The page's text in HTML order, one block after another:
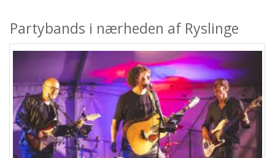
Partybands i nærheden af Ryslinge